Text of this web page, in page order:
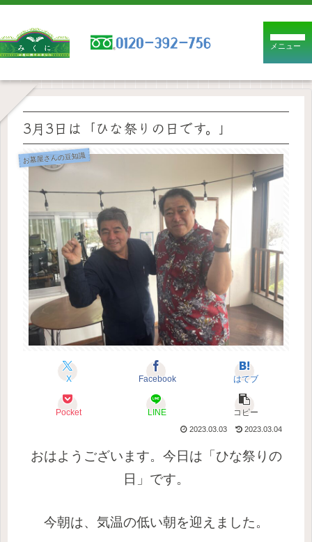
メニュー
3月3日は「ひな祭りの日です。」
お墓屋さんの豆知識
X Facebook はてブ
Pocket LINE コピー
2023.03.03 2023.03.04
おはようございます。今日は「ひな祭りの
日」です。
今朝は、気温の低い朝を迎えました。